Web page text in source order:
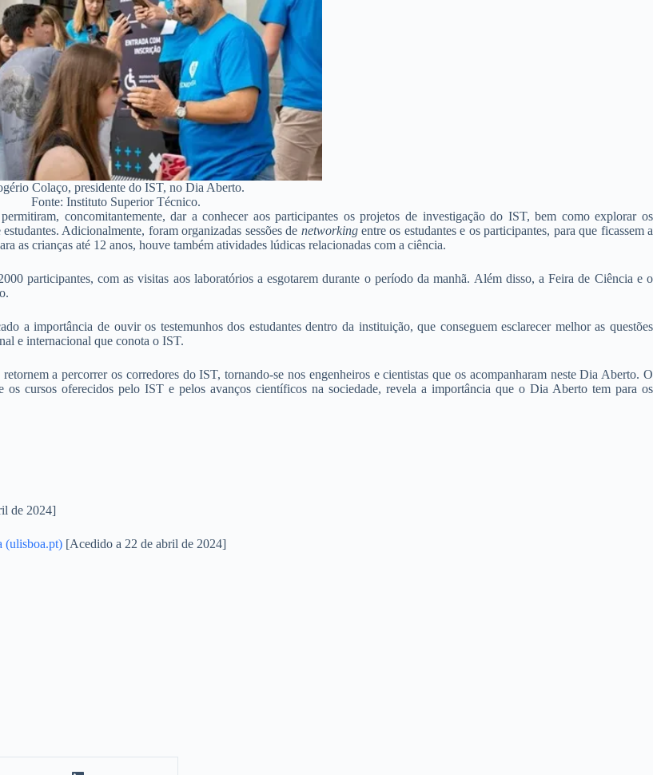
Colaço, presidente do IST, no Dia Aberto.
Fonte: Instituto Superior Técnico.
concomitantemente, dar a conhecer aos participantes os projetos de investigação do IST, bem como explorar os
Adicionalmente, foram organizadas sessões de networkingentre os estudantes e os participantes, para que ficassem a
as crianças até 12 anos, houve também atividades lúdicas relacionadas com a ciência.
participantes, com as visitas aos laboratórios a esgotarem durante o período da manhã. Além disso, a Feira de Ciência e o
a importância de ouvir os testemunhos dos estudantes dentro da instituição, que conseguem esclarecer melhor as questões
e internacional que conota o IST.
a percorrer os corredores do IST, tornando-se nos engenheiros e cientistas que os acompanharam neste Dia Aberto. O
os cursos oferecidos pelo IST e pelos avanços científicos na sociedade, revela a importância que o Dia Aberto tem para os
de 2024]
(ulisboa.pt) [Acedido a 22 de abril de 2024]